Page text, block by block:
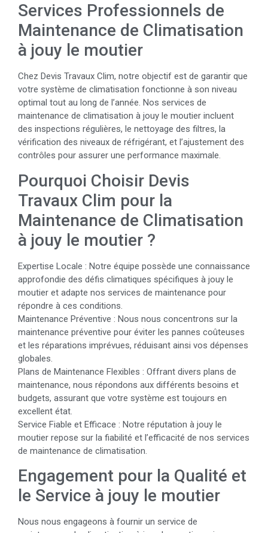
Services Professionnels de
Maintenance de Climatisation
à jouy le moutier
Chez Devis Travaux Clim, notre objectif est de garantir que
votre système de climatisation fonctionne à son niveau
optimal tout au long de l’année. Nos services de
maintenance de climatisation à jouy le moutier incluent
des inspections régulières, le nettoyage des filtres, la
vérification des niveaux de réfrigérant, et l’ajustement des
contrôles pour assurer une performance maximale.
Pourquoi Choisir Devis
Travaux Clim pour la
Maintenance de Climatisation
à jouy le moutier ?
Expertise Locale : Notre équipe possède une connaissance
approfondie des défis climatiques spécifiques à jouy le
moutier et adapte nos services de maintenance pour
répondre à ces conditions.
Maintenance Préventive : Nous nous concentrons sur la
maintenance préventive pour éviter les pannes coûteuses
et les réparations imprévues, réduisant ainsi vos dépenses
globales.
Plans de Maintenance Flexibles : Offrant divers plans de
maintenance, nous répondons aux différents besoins et
budgets, assurant que votre système est toujours en
excellent état.
Service Fiable et Efficace : Notre réputation à jouy le
moutier repose sur la fiabilité et l’efficacité de nos services
de maintenance de climatisation.
Engagement pour la Qualité et
le Service à jouy le moutier
Nous nous engageons à fournir un service de